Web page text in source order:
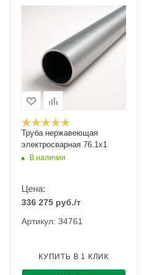
Труба нержавеющая
электросварная 76.1х1
В наличии
Цена:
336 275 руб./т
Артикул: 34761
КУПИТЬ В 1 КЛИК